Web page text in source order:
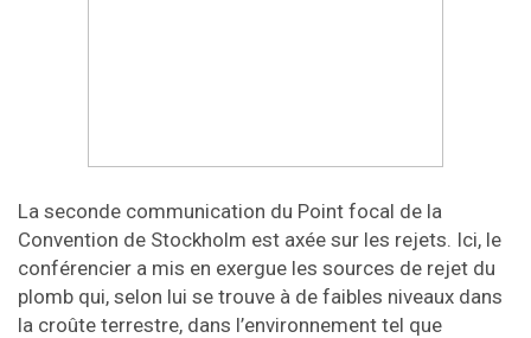
La seconde communication du Point focal de la
Convention de Stockholm est axée sur les rejets. Ici, le
conférencier a mis en exergue les sources de rejet du
plomb qui, selon lui se trouve à de faibles niveaux dans
la croûte terrestre, dans l’environnement tel que